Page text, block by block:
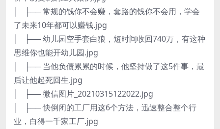
│ ├── 常规的钱你不会赚，套路的钱你不会用，学会
了未来10年都可以赚钱.jpg
│ ├── 幼儿园空手套白狼，短时间收回740万，有这种
思维你也能开幼儿园.jpg
│ ├── 当他负债累累的时候，他坚持做了这5件事，最
后让他起死回生.jpg
│ ├── 微信图片_20210315122022.jpg
│ ├── 快倒闭的工厂用这6个方法，迅速整合整个行
业，白得一千家工厂.jpg